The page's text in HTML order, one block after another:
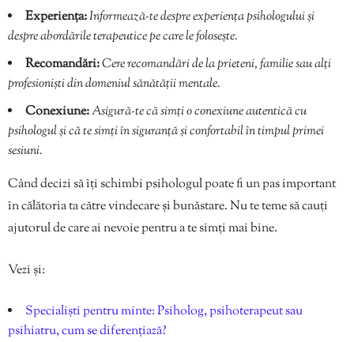
Experiența:Informează-te despre experiența psihologului și
despre abordările terapeutice pe care le folosește.
Recomandări:Cere recomandări de la prieteni, familie sau alți
profesioniști din domeniul sănătății mentale.
Conexiune:Asigură-te că simți o conexiune autentică cu
psihologul și că te simți în siguranță și confortabil în timpul primei
sesiuni.
Când decizi să îți schimbi psihologul poate fi un pas important
în călătoria ta către vindecare și bunăstare. Nu te teme să cauți
ajutorul de care ai nevoie pentru a te simți mai bine.
Vezi și:
Specialiști pentru minte: Psiholog, psihoterapeut sau
psihiatru, cum se diferențiază?